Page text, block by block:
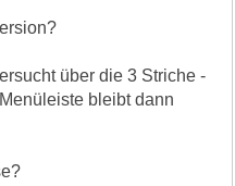
über die 3 Striche -
bleibt dann